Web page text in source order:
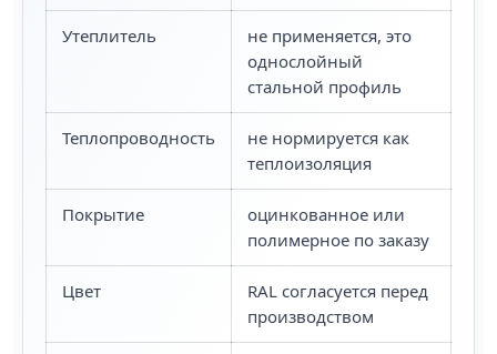
Утеплитель
не применяется, это
однослойный
стальной профиль
Теплопроводность
не нормируется как
теплоизоляция
Покрытие
оцинкованное или
полимерное по заказу
Цвет
RAL согласуется перед
производством